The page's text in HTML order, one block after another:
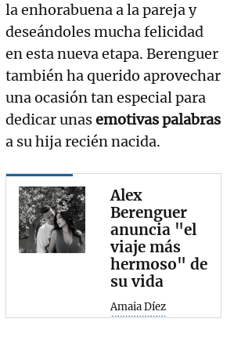
la enhorabuena a la pareja y
deseándoles mucha felicidad
en esta nueva etapa. Berenguer
también ha querido aprovechar
una ocasión tan especial para
dedicar unasemotivas palabras
a su hija recién nacida.
Alex
Berenguer
anuncia "el
viaje más
hermoso" de
su vida
Amaia Díez